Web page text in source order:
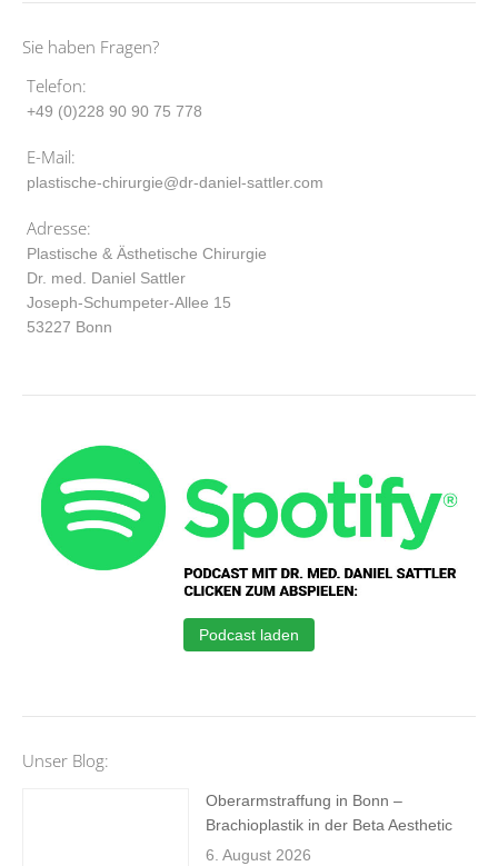
Sie haben Fragen?
Telefon:
+49 (0)228 90 90 75 778
E-Mail:
plastische-chirurgie@dr-daniel-sattler.com
Adresse:
Plastische & Ästhetische Chirurgie
Dr. med. Daniel Sattler
Joseph-Schumpeter-Allee 15
53227 Bonn
Podcast laden
Unser Blog:
Oberarmstraffung in Bonn –
Brachioplastik in der Beta Aesthetic
6. August 2026